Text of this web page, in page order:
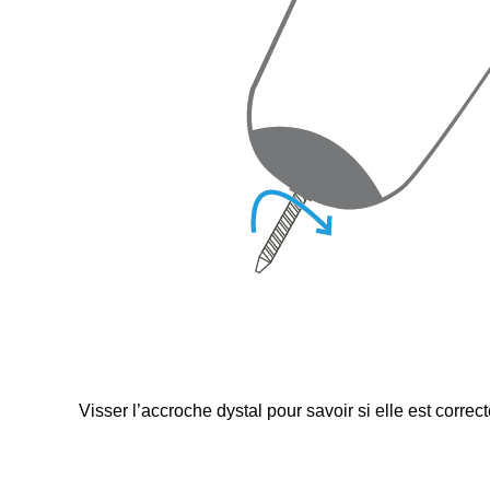
Visser l’accroche dystal pour savoir si elle est